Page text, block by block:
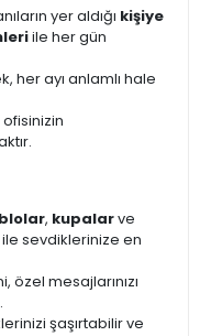
yer aldığı kişiye
ile her gün
her ayı anlamlı hale
, kupalarve
sevdiklerinize en
mesajlarınızı
şaşırtabilir ve